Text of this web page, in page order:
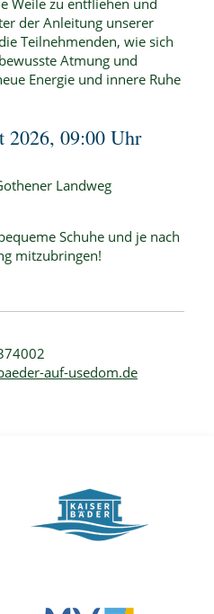
der Anleitung unserer
Teilnehmenden, wie sich
Atmung und
Energie und innere Ruhe
2026, 09:00 Uhr
Landweg
Schuhe und je nach
mitzubringen!
auf-usedom.de